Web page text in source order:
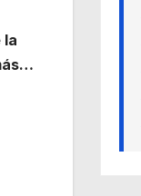
la